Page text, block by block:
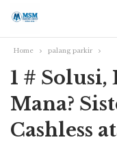
Home palang parkir
1 #
Mana?
Cashless